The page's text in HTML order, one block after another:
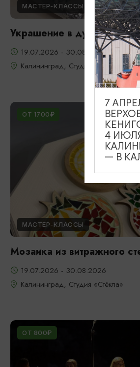
МАСТЕР-КЛАССЫ
Украшение в духе
19.07.2026 - 30.08.2026
Калининград, Студия «Стёкла»
ОТ 1700₽
МАСТЕР-КЛАССЫ
Мозаика из витражного
19.07.2026 - 30.08.2026
Калининград, Студия «Стёкла»
ОТ 800₽
7
4
— В